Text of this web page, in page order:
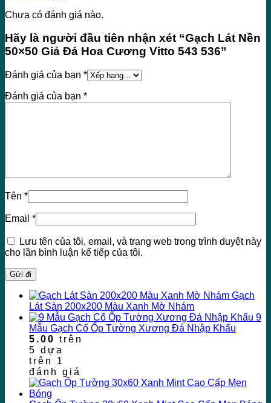
Chưa có đánh giá nào.
Hãy là người đầu tiên nhận xét “Gạch Lát Nền
50×50 Giả Đá Hoa Cương Vitto 543 536”
Đánh giá của bạn *
Đánh giá của bạn *
Tên *
Email *
Lưu tên của tôi, email, và trang web trong trình duyệt này
cho lần bình luận kế tiếp của tôi.
Gạch
Lát Sàn 200x200 Màu Xanh Mờ Nhám
9
Mẫu Gạch Cổ Ốp Tường Xương Đá Nhập Khẩu
5.00 trên
5 dựa
trên 1
đánh giá